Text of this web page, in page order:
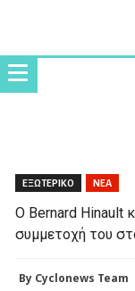
ΕΞΩΤΕΡΙΚΟ ΝΕΑ
O Bernard Hinault
συμμετοχή του
By Cyclonews Team